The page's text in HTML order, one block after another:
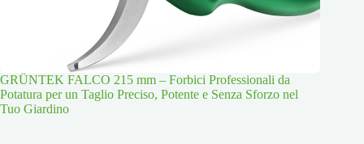
GRÜNTEK FALCO 215 mm – Forbici Professionali da
Potatura per un Taglio Preciso, Potente e Senza Sforzo nel
Tuo Giardino